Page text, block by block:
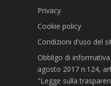
Privacy
Cookie policy
Condizioni d'uso del
Obbligo di
agosto 2017 n.124,
"Legge sulla